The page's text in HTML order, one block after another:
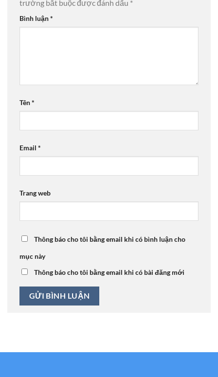
trường bắt buộc được đánh dấu *
Bình luận*
Tên*
Email *
Trang web
Thông báo cho tôi bằng email khi có bình luận cho
mục này
Thông báo cho tôi bằng email khi có bài đăng mới